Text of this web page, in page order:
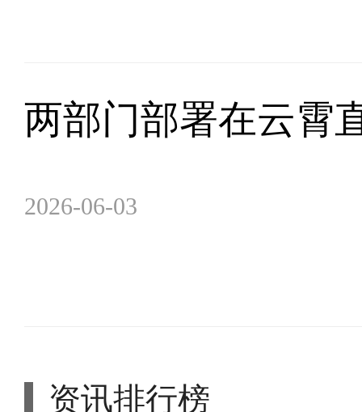
两部门部署在云霄
2026-06-03
资讯排行榜